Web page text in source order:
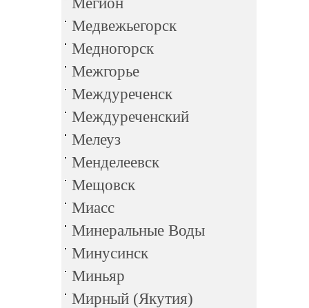
Медвежьегорск
Медногорск
Межгорье
Междуреченск
Междуреченский
Мелеуз
Менделеевск
Мещовск
Миасс
Минеральные Воды
Минусинск
Миньяр
Мирный (Якутия)